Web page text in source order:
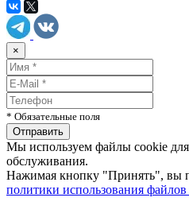
×
* Обязательные поля
Мы используем файлы cookie
обслуживания.
Нажимая кнопку "Принять", вы
политики использования